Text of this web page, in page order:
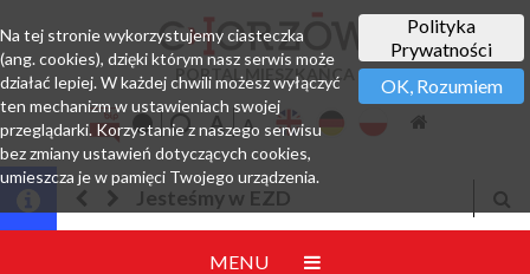
PORTAL MIESZKAŃCA
Jesteśmy w EZD
MENU
Polityka
Prywatności
OK, Rozumiem
Na tej stronie wykorzystujemy ciasteczka
(ang. cookies), dzięki którym nasz serwis może
działać lepiej. W każdej chwili możesz wyłączyć
ten mechanizm w ustawieniach swojej
przeglądarki. Korzystanie z naszego serwisu
bez zmiany ustawień dotyczących cookies,
umieszcza je w pamięci Twojego urządzenia.